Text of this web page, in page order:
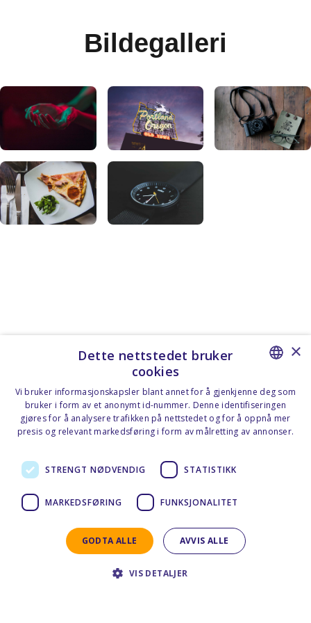
Bildegalleri
NORWEGIAN
ENGLISH
×
Dette nettstedet bruker
cookies
Vi bruker informasjonskapsler blant annet for å gjenkjenne deg som
bruker i form av et anonymt id-nummer. Denne identifiseringen
gjøres for å analysere trafikken på nettstedet og for å oppnå mer
presis og relevant markedsføring i form av målretting av annonser.
STRENGT NØDVENDIG STATISTIKK
MARKEDSFØRING FUNKSJONALITET
GODTA ALLE AVVIS ALLE
VIS DETALJER